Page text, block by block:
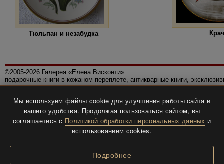
Тюльпан и незабудка
©2005-2026 Галерея «Елена Висконти»
подарочные книги в кожаном переплете, антикварные книги,
Политика конфиденциальности
Все права защищены.
Разработка и дизайнBTV-info.
Мы используем файлы cookie для улучшения работы сайта и
вашего удобства. Продолжая пользоваться сайтом, вы
соглашаетесь с Политикой обработки персональных данных и
использованием cookies.
Подробнее